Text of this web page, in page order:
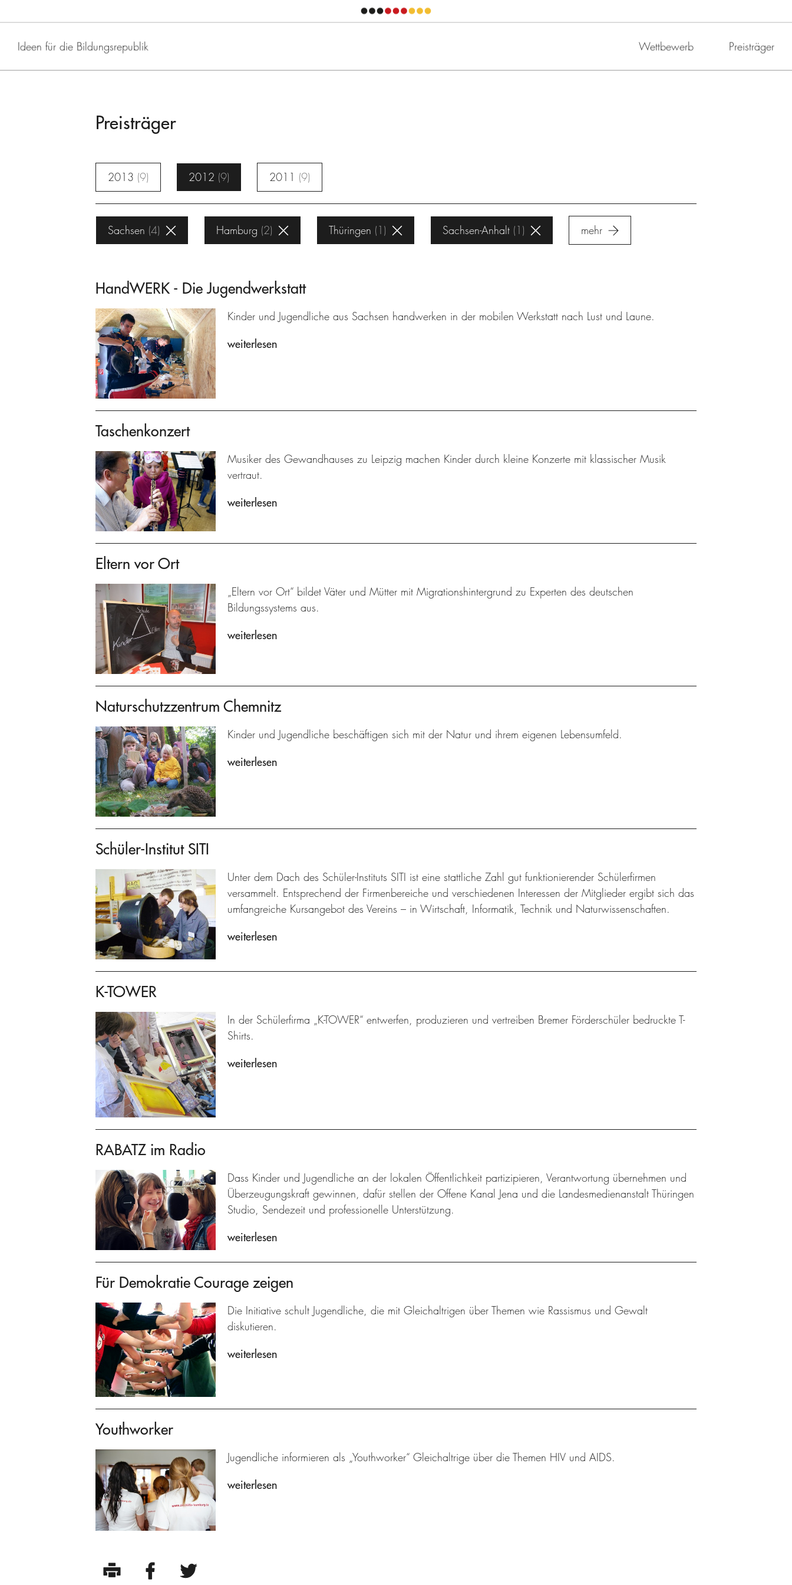
Ideen für die Bildungsrepublik Wettbewerb Preisträger
Preisträger
2013 9 2012 9 2011 9
Sachsen 4 Hamburg 2 Thüringen 1 Sachsen-Anhalt 1 mehr
HandWERK - Die Jugendwerkstatt
Kinder und Jugendliche aus Sachsen handwerken in der mobilen Werkstatt nach Lust und Laune.
weiterlesen
Taschenkonzert
Musiker des Gewandhauses zu Leipzig machen Kinder durch kleine Konzerte mit klassischer Musik
vertraut.
weiterlesen
Eltern vor Ort
„Eltern vor Ort“ bildet Väter und Mütter mit Migrationshintergrund zu Experten des deutschen
Bildungssystems aus.
weiterlesen
Naturschutzzentrum Chemnitz
Kinder und Jugendliche beschäftigen sich mit der Natur und ihrem eigenen Lebensumfeld.
weiterlesen
Schüler-Institut SITI
Unter dem Dach des Schüler-Instituts SITI ist eine stattliche Zahl gut funktionierender Schülerfirmen
versammelt. Entsprechend der Firmenbereiche und verschiedenen Interessen der Mitglieder ergibt sich das
umfangreiche Kursangebot des Vereins – in Wirtschaft, Informatik, Technik und Naturwissenschaften.
weiterlesen
K-TOWER
In der Schülerfirma „K-TOWER“ entwerfen, produzieren und vertreiben Bremer Förderschüler bedruckte T-
Shirts.
weiterlesen
RABATZ im Radio
Dass Kinder und Jugendliche an der lokalen Öffentlichkeit partizipieren, Verantwortung übernehmen und
Überzeugungskraft gewinnen, dafür stellen der Offene Kanal Jena und die Landesmedienanstalt Thüringen
Studio, Sendezeit und professionelle Unterstützung.
weiterlesen
Für Demokratie Courage zeigen
Die Initiative schult Jugendliche, die mit Gleichaltrigen über Themen wie Rassismus und Gewalt
diskutieren.
weiterlesen
Youthworker
Jugendliche informieren als „Youthworker“ Gleichaltrige über die Themen HIV und AIDS.
weiterlesen